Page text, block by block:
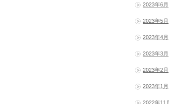
2023年6月
2023年5月
2023年4月
2023年3月
2023年2月
2023年1月
2022年11